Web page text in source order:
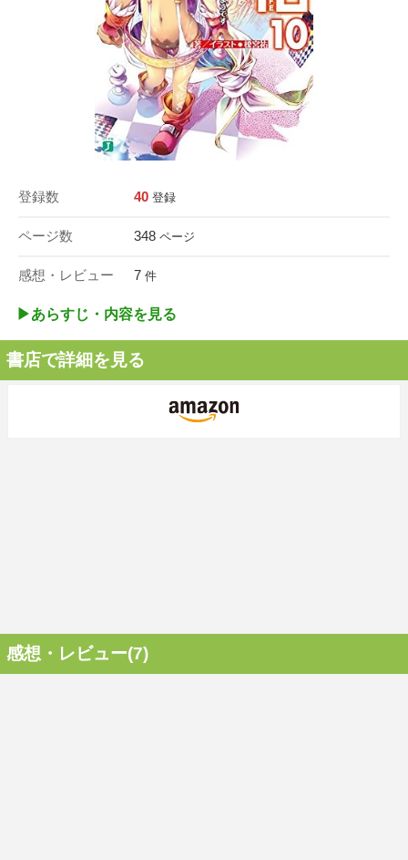
登録数 40 登録
ページ数 348 ページ
感想・レビュー 7 件
▶︎あらすじ・内容を見る
書店で詳細を見る
感想・レビュー(7)